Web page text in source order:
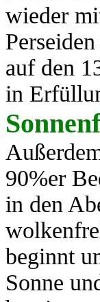
wieder
auf den
in
90%er
in den
beginnt
Sonne